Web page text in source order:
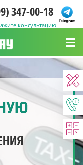
347-00-18
консультацию